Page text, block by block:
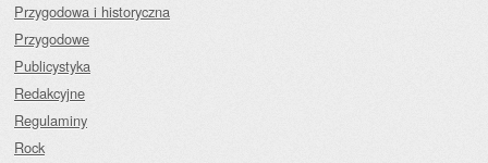
Przygodowa i historyczna
Przygodowe
Publicystyka
Redakcyjne
Regulaminy
Rock